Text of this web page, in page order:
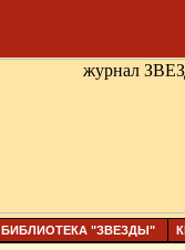
БИБЛИОТЕКА "ЗВЕЗДЫ"